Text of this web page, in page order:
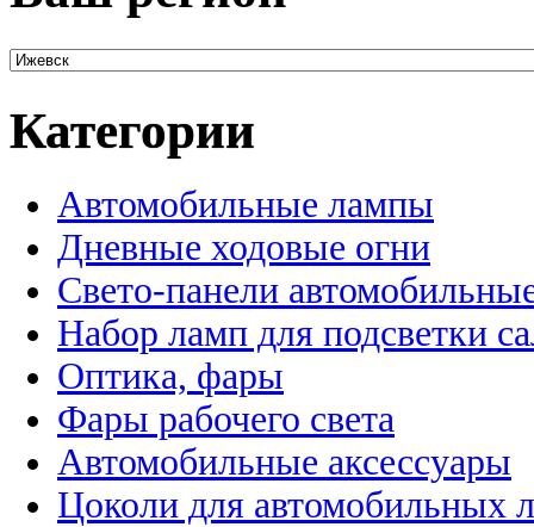
Категории
Автомобильные лампы
Дневные ходовые огни
Свето-панели
Набор ламп для подсветки
Оптика, фары
Фары рабочего света
Автомобильные аксессуары
Цоколи для автомобильных